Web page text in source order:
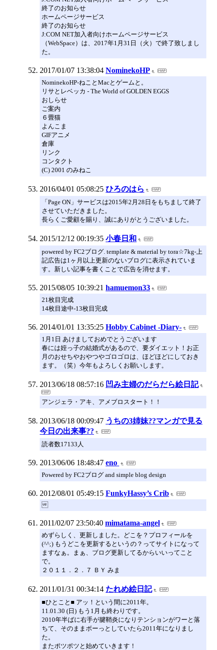
終了のお知らせ
ホームページサービス
終了のお知らせ
J:COM NET加入者向けホームページサービス
（WebSpace）は、2017年1月31日（火）で終了致しまし
た。
2017/01/07 13:38:04 NominekoHP
NominekoHP-ねことMacとゲームと。
リサとレベッカ - The World of GOLDEN EGGS
おしらせ
ご案内
６畳猫
よんこま
GIFアニメ
倉庫
リンク
コンタクト
(C) 2001 のみねこ
2016/04/01 05:08:25 ひろのはら
「Page ON」サービスは2015年2月28日をもちまして終了
させていただきました。
長らくご愛顧を賜り、誠にありがとうございました。
2015/12/12 00:19:35 小春日和
powered by FC2ブログ. template & material by tora☆7kg-上
記広告は1ヶ月以上更新のないブログに表示されていま
す。新しい記事を書くことで広告を消せます。
2015/08/05 10:39:21 hamuemon33
21枚目完成
14枚目途中-13枚目完成
2014/01/01 13:35:25 Hobby Cabinet -Diary-
1月1日 あけましておめでとうございます
春には姪っ子の結婚式があるので、要ダイエット！お正
月のおせちやおやつやゴロゴロは、ほどほどにしておき
ます。（笑）今年もよろしくお願いします。
2013/06/18 08:57:16 凹み主婦のだらだら絵日記
アンジェラ・アキ、アメブロスタート！！
2013/06/18 00:09:47 うちの3姉妹??マンガで見る
今日の出来事??
読者数17133人
2013/06/06 18:48:47 eno
Powered by FC2ブログ and simple blog design
2012/08/01 05:49:15 FunkyHassy’s Crib
2011/02/07 23:50:40 mimatama-angel
めずらしく、更新しました。どこを？プロフィールを
(^^;) もうどこを更新するというの？ってサイトになって
ますなぁ。まぁ、ブログ更新してるからいいってこと
で。
２０１１．２．７ ＢＹ みま
2011/01/31 00:34:14 たれめ絵日記
■ひとこと■ アッ！という間に2011年。
11.01.30 (日) もう1月も終わりです。
2010年半ばに右手が腱鞘炎になりテンションがワーと落
ちて、そのままボーっとしていたら2011年になりまし
た。
またポツポツと始めていきます！